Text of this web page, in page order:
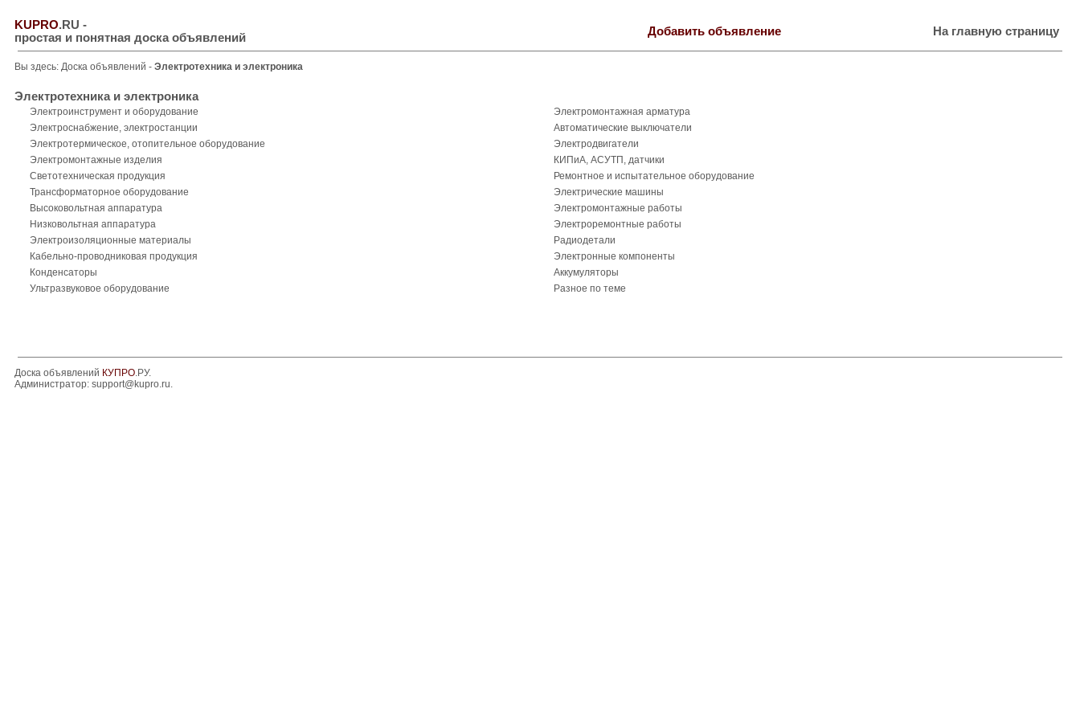
KUPRO.RU -
простая и понятная доска объявлений
Добавить объявление На главную страницу
Вы здесь: Доска объявлений - Электротехника и электроника
Электротехника и электроника
Электроинструмент и оборудование
Электроснабжение, электростанции
Электротермическое, отопительное оборудование
Электромонтажные изделия
Светотехническая продукция
Трансформаторное оборудование
Высоковольтная аппаратура
Низковольтная аппаратура
Электроизоляционные материалы
Кабельно-проводниковая продукция
Конденсаторы
Ультразвуковое оборудование
Электромонтажная арматура
Автоматические выключатели
Электродвигатели
КИПиА, АСУТП, датчики
Ремонтное и испытательное оборудование
Электрические машины
Электромонтажные работы
Электроремонтные работы
Радиодетали
Электронные компоненты
Аккумуляторы
Разное по теме
Доска объявлений КУПРО.РУ.
Администратор: support@kupro.ru.